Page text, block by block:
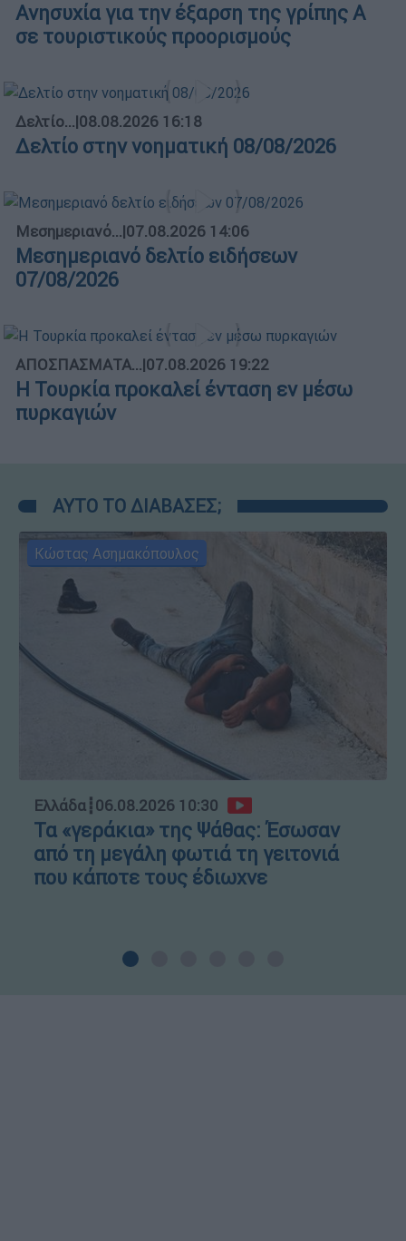
Ανησυχία για την έξαρση της γρίπης Α
σε τουριστικούς προορισμούς
Δελτίο...|08.08.2026 16:18
Δελτίο στην νοηματική 08/08/2026
Μεσημεριανό...|07.08.2026 14:06
Μεσημεριανό δελτίο ειδήσεων
07/08/2026
ΑΠΟΣΠΑΣΜΑΤΑ...|07.08.2026 19:22
Η Τουρκία προκαλεί ένταση εν μέσω
πυρκαγιών
ΑΥΤΟ ΤΟ ΔΙΑΒΑΣΕΣ;
Κώστας Ασημακόπουλος
Ελλάδα┋06.08.2026 10:30
Τα «γεράκια» της Ψάθας: Έσωσαν
από τη μεγάλη φωτιά τη γειτονιά
που κάποτε τους έδιωχνε